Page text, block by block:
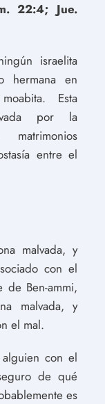
22:4; Jue.
israelita
hermana en
Esta
por la
entre el
malvada, y
con el
Ben-ammi,
malvada, y
el mal.
con el
de qué
es